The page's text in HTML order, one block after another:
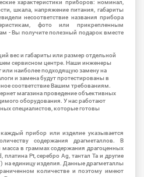
характеристики приборов: номинал,
шкала, напряжение питания, габариты
несоответствие названия прибора
фото или прикрепленным
- Вы получите полезный подарок вместе
вес и габариты или размер отдельной
сервисном центре. Наши инженеры
или наиболее подходящую замену на
и замена будут протестированы в
соответствие Вашим требованиям.
магазина проведение объективных
оборудования. У нас работают
специалистов, которые готовы
прибор или изделие указывается
содержания драгметаллов. В
в граммах содержания драгоценных
Pt, серебро Ag, тантал Ta и другие
единицу изделия. Данные драгметаллы
количестве и поэтому имеют